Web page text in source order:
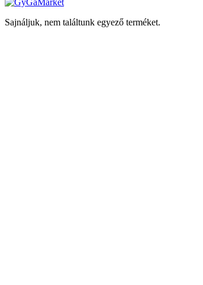
Sajnáljuk, nem találtunk egyező terméket.